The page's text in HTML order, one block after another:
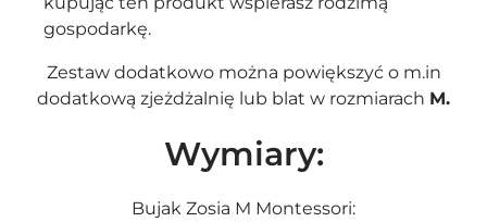
gospodarkę.
Zestaw dodatkowo można powiększyć o m.in
dodatkową zjeżdżalnię lub blat w rozmiarach M.
Wymiary:
Bujak Zosia M Montessori: